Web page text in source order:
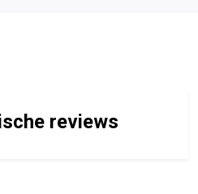
reviews